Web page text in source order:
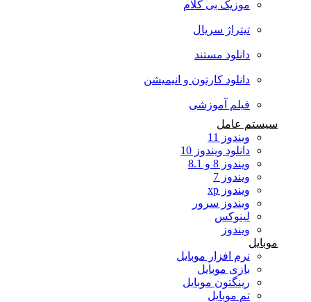
موزیک بی کلام
تیتراژ سریال
دانلود مستند
دانلود کارتون و انیمیشن
فیلم آموزشی
سیستم عامل
ویندوز 11
دانلود ویندوز 10
ویندوز 8 و 8.1
ویندوز 7
ویندوز xp
ویندوز سرور
لینوکس
ویندوز
موبایل
نرم افزار موبایل
بازی موبایل
رینگتون موبایل
تم موبایل